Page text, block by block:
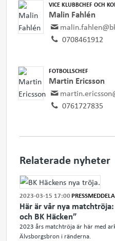
VICE KLUBBCHEF OCH
Malin Fahlén
0708461912
FOTBOLLSCHEF
Martin Ericsson
0761727835
Relaterade nyheter
2023-03-15 17:00
Här är vår nya
och BK Häcken”
2023 års matchtröja är här med
Älvsborgsbron i ränderna.